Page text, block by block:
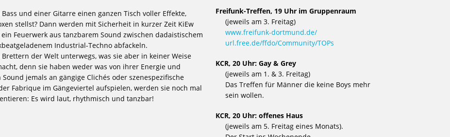
und einer Gitarre einen ganzen Tisch voller Effekte,
stellst? Dann werden mit Sicherheit in kurzer Zeit KiEw
Feuerwerk aus tanzbarem Sound zwischen dadaistischem
Industrial-Techno abfackeln.
der Welt unterwegs, was sie aber in keiner Weise
denn sie haben weder was von ihrer Energie und
jemals an gängige Clichés oder szenespezifische
Fabrique im Gängeviertel aufspielen, werden sie noch mal
Es wird laut, rhythmisch und tanzbar!
Freifunk-Treffen, 19 Uhr im Gruppenraum
(jeweils am 3. Freitag)
www.freifunk-dortmund.de/
url.free.de/ffdo/Community/TOPs
KCR, 20 Uhr: Gay & Grey
(jeweils am 1. & 3. Freitag)
Das Treffen für Männer die keine Boys mehr
sein wollen.
KCR, 20 Uhr: offenes Haus
(jeweils am 5. Freitag eines Monats).